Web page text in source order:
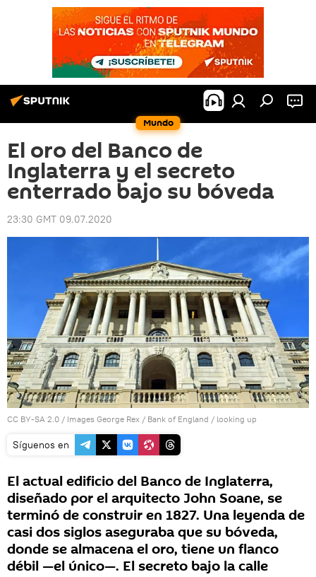
Mundo
El oro del Banco de
Inglaterra y el secreto
enterrado bajo su bóveda
23:30 GMT 09.07.2020
CC BY-SA 2.0 / Images George Rex / Bank of England / looking up
Síguenos en
El actual edificio del Banco de Inglaterra,
diseñado por el arquitecto John Soane, se
terminó de construir en 1827. Una leyenda de
casi dos siglos aseguraba que su bóveda,
donde se almacena el oro, tiene un flanco
débil —el único—. El secreto bajo la calle